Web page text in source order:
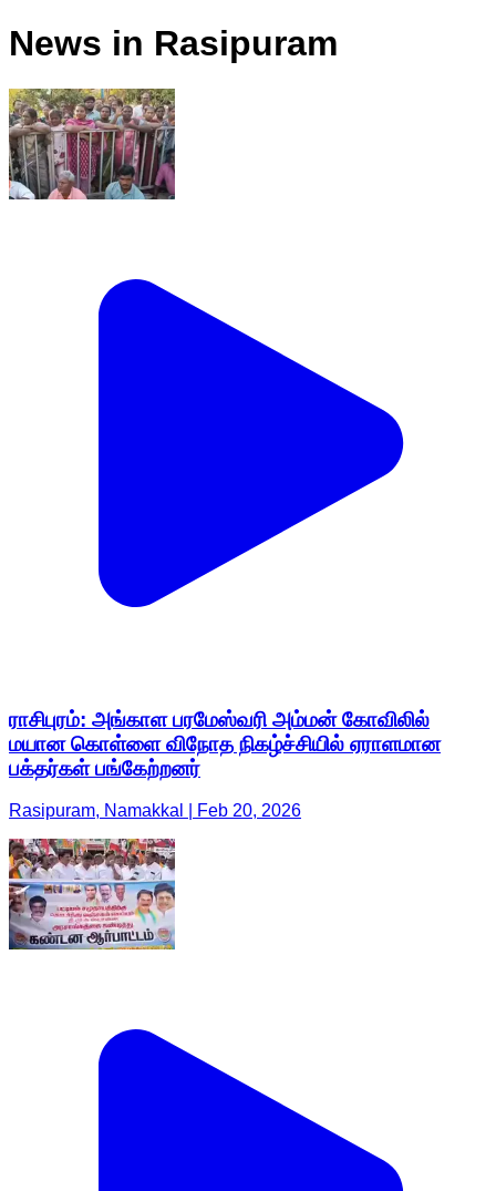
News in Rasipuram
ராசிபுரம்: அங்காள பரமேஸ்வரி அம்மன் கோவிலில்
மயான கொள்ளை விநோத நிகழ்ச்சியில் ஏராளமான
பக்தர்கள் பங்கேற்றனர்
Rasipuram, Namakkal | Feb 20, 2026